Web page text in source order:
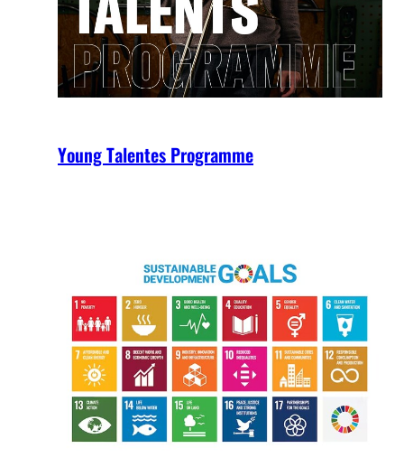
Young Talentes Programme